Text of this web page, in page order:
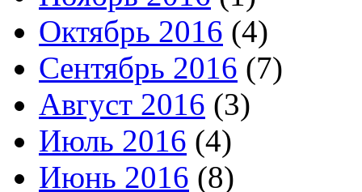
Октябрь 2016 (4)
Сентябрь 2016 (7)
Август 2016 (3)
Июль 2016 (4)
Июнь 2016 (8)